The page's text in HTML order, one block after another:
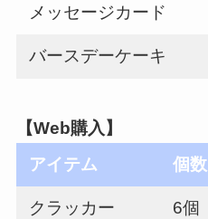
メッセージカード
バースデーケーキ
【Web購入】
アイテム
個数
クラッカー
6個